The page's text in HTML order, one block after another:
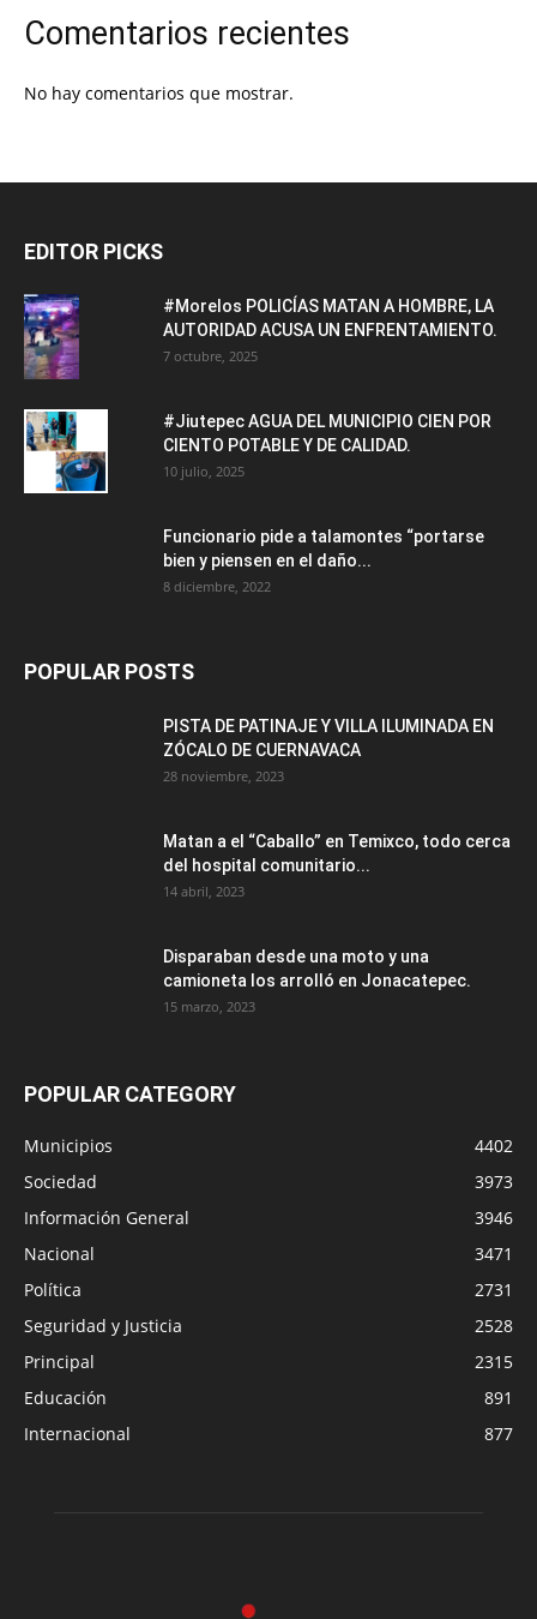
Comentarios recientes
No hay comentarios que mostrar.
EDITOR PICKS
#Morelos POLICÍAS MATAN A HOMBRE, LA
AUTORIDAD ACUSA UN ENFRENTAMIENTO.
7 octubre, 2025
#Jiutepec AGUA DEL MUNICIPIO CIEN POR
CIENTO POTABLE Y DE CALIDAD.
10 julio, 2025
Funcionario pide a talamontes “portarse
bien y piensen en el daño...
8 diciembre, 2022
POPULAR POSTS
PISTA DE PATINAJE Y VILLA ILUMINADA EN
ZÓCALO DE CUERNAVACA
28 noviembre, 2023
Matan a el “Caballo” en Temixco, todo cerca
del hospital comunitario...
14 abril, 2023
Disparaban desde una moto y una
camioneta los arrolló en Jonacatepec.
15 marzo, 2023
POPULAR CATEGORY
Municipios
4402
Sociedad
3973
Información General
3946
Nacional
3471
Política
2731
Seguridad y Justicia
2528
Principal
2315
Educación
891
Internacional
877